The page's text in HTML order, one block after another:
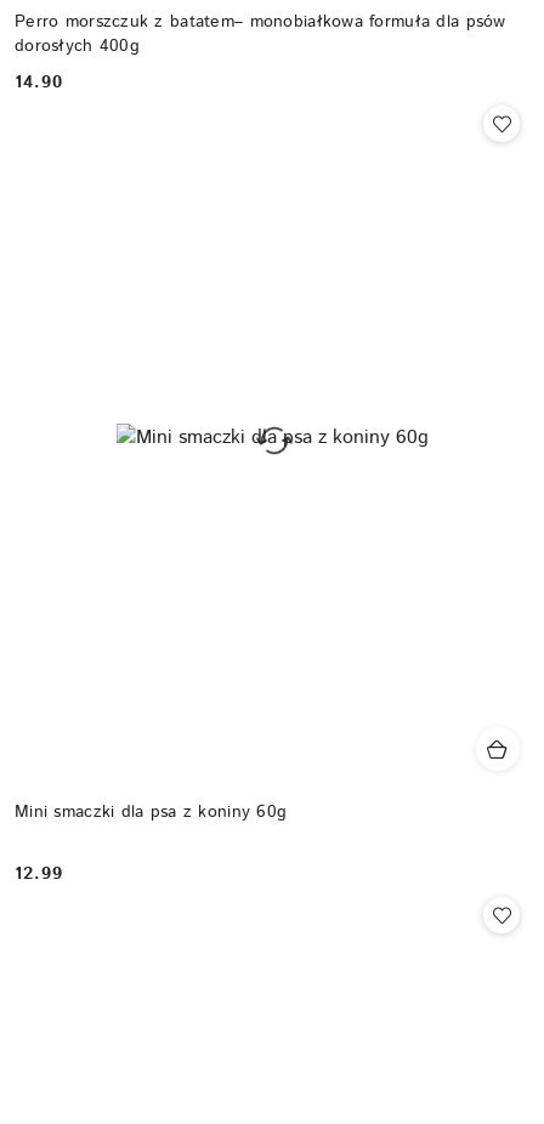
Perro morszczuk z batatem– monobiałkowa formuła dla psów
dorosłych 400g
Cena:
14.90
Mini smaczki dla psa z koniny 60g
Cena:
12.99